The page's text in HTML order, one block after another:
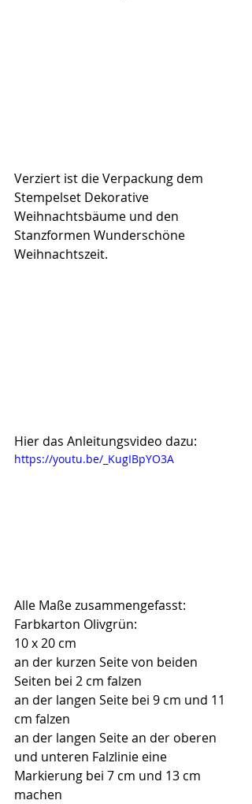
Verziert ist die Verpackung dem
Stempelset Dekorative
Weihnachtsbäume und den
Stanzformen Wunderschöne
Weihnachtszeit.
Hier das Anleitungsvideo dazu:
https://youtu.be/_KugIBpYO3A
Alle Maße zusammengefasst:
Farbkarton Olivgrün:
10 x 20 cm
an der kurzen Seite von beiden
Seiten bei 2 cm falzen
an der langen Seite bei 9 cm und 11
cm falzen
an der langen Seite an der oberen
und unteren Falzlinie eine
Markierung bei 7 cm und 13 cm
machen